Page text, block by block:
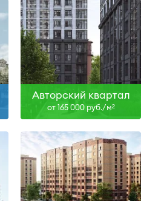
Авторский квартал
от 165 000 руб./м2